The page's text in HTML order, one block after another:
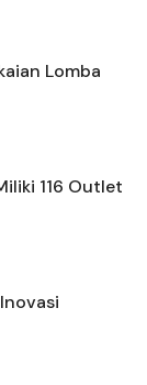
Lomba
116 Outlet